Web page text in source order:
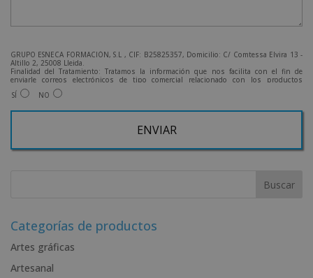
GRUPO ESNECA FORMACIÓN, S.L , CIF: B25825357, Domicilio: C/ Comtessa Elvira 13 -
Altillo 2, 25008 Lleida.
Finalidad del Tratamiento: Tratamos la información que nos facilita con el fin de
enviarle correos electrónicos de tipo comercial relacionado con los productos
ofrecidos y otros tipo de productos que fueran de su interés.
Legitimación del tratamiento: Consentimiento del interesado.
a la dirección admin@grupoesneca.com.
Desea recibir información comercial (vía telefónica y/o email):
SÍ NO
r
a
t
Categorías de productos
Artes gráficas
Artesanal